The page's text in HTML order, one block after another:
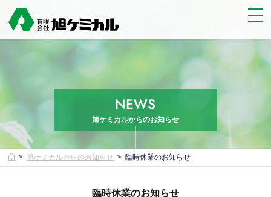
NEWS
旭ケミカルからのお知らせ
旭ケミカルからのお知らせ 臨時休業のお知らせ
臨時休業のお知らせ